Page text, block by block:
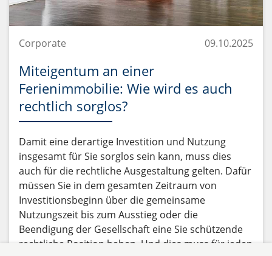
Corporate 09.10.2025
Miteigentum an einer
Ferienimmobilie: Wie wird es auch
rechtlich sorglos?
Damit eine derartige Investition und Nutzung
insgesamt für Sie sorglos sein kann, muss dies
auch für die rechtliche Ausgestaltung gelten. Dafür
müssen Sie in dem gesamten Zeitraum von
Investitionsbeginn über die gemeinsame
Nutzungszeit bis zum Ausstieg oder die
Beendigung der Gesellschaft eine Sie schützende
rechtliche Position haben. Und dies muss für jeden